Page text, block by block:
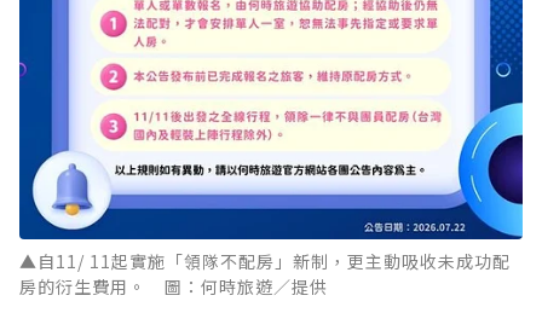
▲自11/ 11起實施「領隊不配房」新制，更主動吸收未成功配
房的衍生費用。 圖：何時旅遊／提供